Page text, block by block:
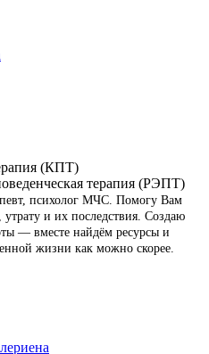
(КПТ)
терапия (РЭПТ)
психолог МЧС. Помогу Вам
и их последствия. Создаю
— вместе найдём ресурсы и
жизни как можно скорее.